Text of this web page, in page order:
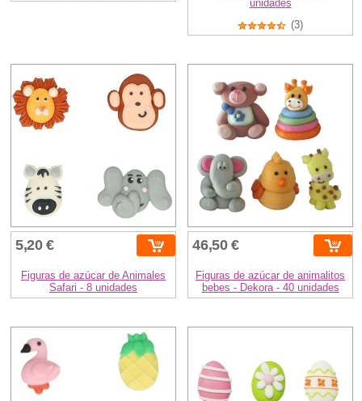
unidades
(3)
5,20 €
Figuras de azúcar de Animales
Safari - 8 unidades
46,50 €
Figuras de azúcar de animalitos
bebes - Dekora - 40 unidades